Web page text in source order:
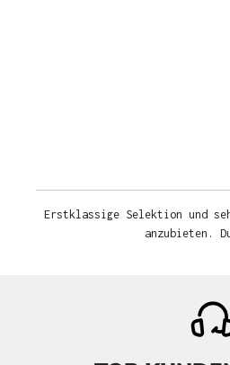
Erstklassige Selektion und
anzubieten.